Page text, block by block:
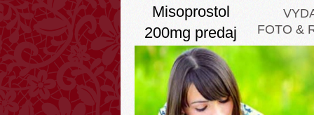
Misoprostol
200mg predaj
online
Thursday, August 6, 2026
Pocínovanie zbytoène
FOTO &